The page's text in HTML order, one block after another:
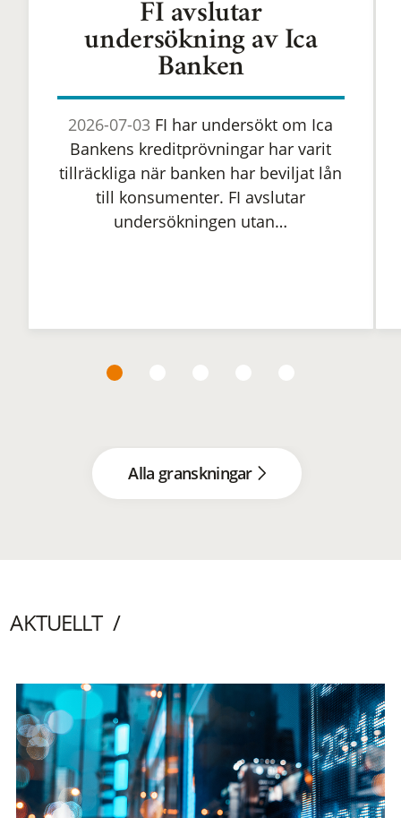
FI avslutar
undersökning av Ica
Banken
2026-07-03 FI har undersökt om Ica
Bankens kreditprövningar har varit
tillräckliga när banken har beviljat lån
till konsumenter. FI avslutar
undersökningen utan…
Alla granskningar
AKTUELLT